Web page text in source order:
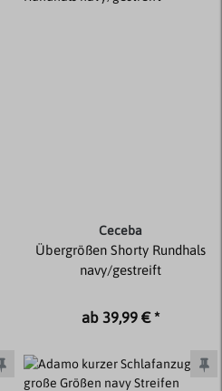
Ceceba
Übergrößen Shorty Rundhals
navy/gestreift
ab 39,99 € *